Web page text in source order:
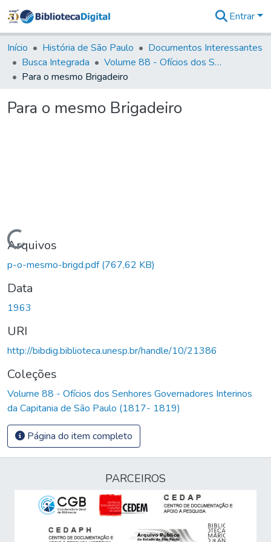
&
Coleções
Tudo na
Biblioteca
Estatísticas
Entrar
Início História de São Paulo
Documentos Interessantes
Busca Integrada
Volume 88 - Ofícios dos Senhores Governadores Interinos da Capitania de São Paulo (1817- 1819)
Para o mesmo Brigadeiro
Para o mesmo Brigadeiro
Carregando...
Arquivos
p-o-mesmo-brigd.pdf(767,62 KB)
Data
1963
URI
http://bibdig.biblioteca.unesp.br/handle/10/21386
Coleções
Volume 88 - Ofícios dos Senhores Governadores Interinos
da Capitania de São Paulo (1817- 1819)
Página do item completo
PARCEIROS